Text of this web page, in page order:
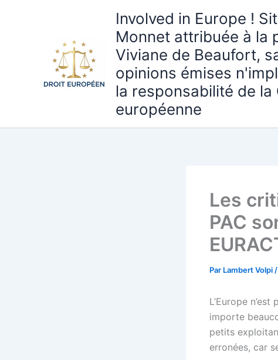
Involved in Europe !
Monnet attribuée à la
Viviane de Beaufort,
opinions émises
la responsabilité de la
européenne
Les
PAC
Par Lambert Volpi /
L’Europe
importe
petits
erronées, car